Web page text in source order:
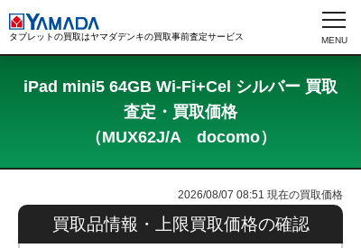
タブレットの買取はヤマダデンキの買取事前査定サービス
iPad mini5 64GB Wi-Fi+Cel シルバー 買取
査定・買取価格
（MUX62J/A docomo）
2026/08/07 08:51 現在の買取価格
買取品情報・上限買取価格の確認